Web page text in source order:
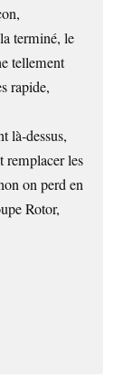
terminé, le
tellement
rapide,
là-dessus,
remplacer les
on perd en
Rotor,